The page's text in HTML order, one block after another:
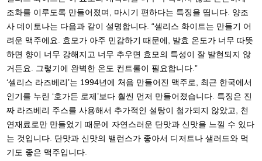
조화를 이루도록 만들어졌며, 마시기 편하다는 특징을 띱니다. 양조
사 데이토나는 다음과 같이 설명합니다. “셀리스 화이트는 만들기 어
려운 맥주에요. 효모가 아주 민감하기 때문에, 발효 온도가 너무 따뜻
하면 향이 너무 강해지고 너무 추우면 효모의 특성이 잘 발현되지 않
거든요. 그렇기에 완벽한 온도 컨트롤이 필요합니다.”
‘셀리스 라즈베리’는 1994년에 처음 만들어진 맥주로, 최근 한국에서
인기를 누린 ‘호가든 로제’보다 훨씬 먼저 만들어졌습니다. 특징은 진
짜 라즈베리 주스를 사용해서 추가적인 설탕이 첨가되지 않았고, 천
연재료로만 만들었기 때문에 자연스러운 단맛과 신맛을 느낄 수 있다
는 것입니다. 단맛과 신맛의 밸런스가 좋아서 디저트나 샐러드와 먹
기도 좋은 맥주입니다.